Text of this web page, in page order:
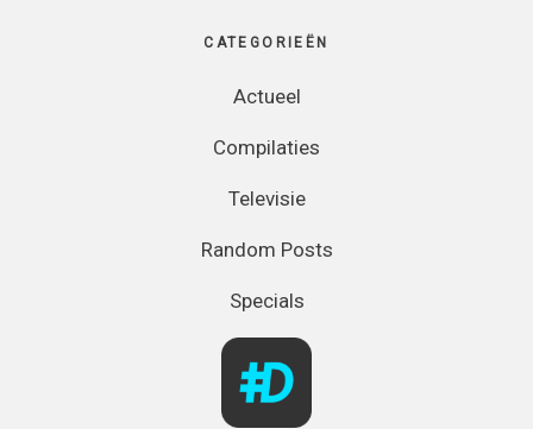
CATEGORIEËN
Actueel
Compilaties
Televisie
Random Posts
Specials